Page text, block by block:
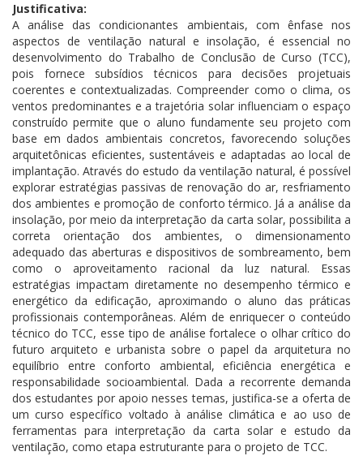
Justificativa:
A análise das condicionantes ambientais, com ênfase nos
aspectos de ventilação natural e insolação, é essencial no
desenvolvimento do Trabalho de Conclusão de Curso (TCC),
pois fornece subsídios técnicos para decisões projetuais
coerentes e contextualizadas. Compreender como o clima, os
ventos predominantes e a trajetória solar influenciam o espaço
construído permite que o aluno fundamente seu projeto com
base em dados ambientais concretos, favorecendo soluções
arquitetônicas eficientes, sustentáveis e adaptadas ao local de
implantação. Através do estudo da ventilação natural, é possível
explorar estratégias passivas de renovação do ar, resfriamento
dos ambientes e promoção de conforto térmico. Já a análise da
insolação, por meio da interpretação da carta solar, possibilita a
correta orientação dos ambientes, o dimensionamento
adequado das aberturas e dispositivos de sombreamento, bem
como o aproveitamento racional da luz natural. Essas
estratégias impactam diretamente no desempenho térmico e
energético da edificação, aproximando o aluno das práticas
profissionais contemporâneas. Além de enriquecer o conteúdo
técnico do TCC, esse tipo de análise fortalece o olhar crítico do
futuro arquiteto e urbanista sobre o papel da arquitetura no
equilíbrio entre conforto ambiental, eficiência energética e
responsabilidade socioambiental. Dada a recorrente demanda
dos estudantes por apoio nesses temas, justifica-se a oferta de
um curso específico voltado à análise climática e ao uso de
ferramentas para interpretação da carta solar e estudo da
ventilação, como etapa estruturante para o projeto de TCC.